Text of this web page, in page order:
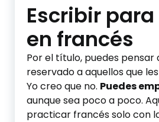
Escribir
en francés
Por el título, puedes pensar
reservado a aquellos que
Yo creo que no. Puedes
aunque sea poco a poco.
practicar francés solo con